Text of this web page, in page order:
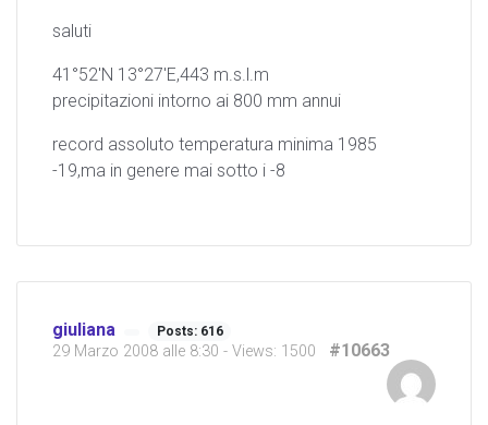
saluti
41°52′N 13°27′E,443 m.s.l.m
precipitazioni intorno ai 800 mm annui
record assoluto temperatura minima 1985
-19,ma in genere mai sotto i -8
giuliana Posts: 616
29 Marzo 2008 alle 8:30 - Views: 1500 #10663